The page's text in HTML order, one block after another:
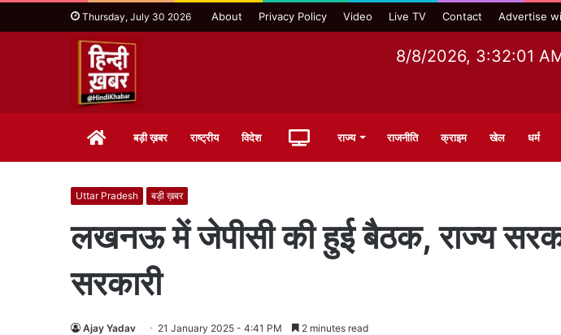
Thursday, July 30 2026 About Privacy Policy Video Live TV Contact Advertise
8/8/2026, 3:32:02
Homeबड़ी ख़बर राष्ट्रीय विदेश राज्य राजनीति क्राइम खेल धर्म
Uttar Pradesh बड़ी ख़बर
लखनऊ में जेपीसी की हुई बैठक, राज्य
सरकारी
Ajay Yadav 21 January 2025 - 4:41 PM 2 minutes read